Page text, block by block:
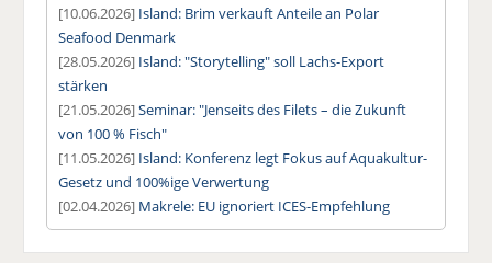
[10.06.2026] Island: Brim verkauft Anteile an Polar
Seafood Denmark
[28.05.2026] Island: "Storytelling" soll Lachs-Export
stärken
[21.05.2026]Seminar: "Jenseits des Filets – die Zukunft
von 100 % Fisch"
[11.05.2026] Island: Konferenz legt Fokus auf Aquakultur-
Gesetz und 100%ige Verwertung
[02.04.2026] Makrele: EU ignoriert ICES-Empfehlung